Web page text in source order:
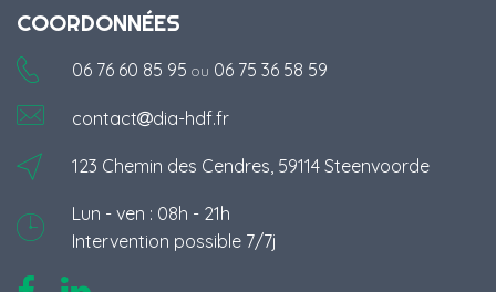
COORDONNÉES
06 76 60 85 95 ou 06 75 36 58 59
contact dia-hdf.fr
123 Chemin des Cendres, 59114 Steenvoorde
Lun - ven : 08h - 21h
Intervention possible 7/7j